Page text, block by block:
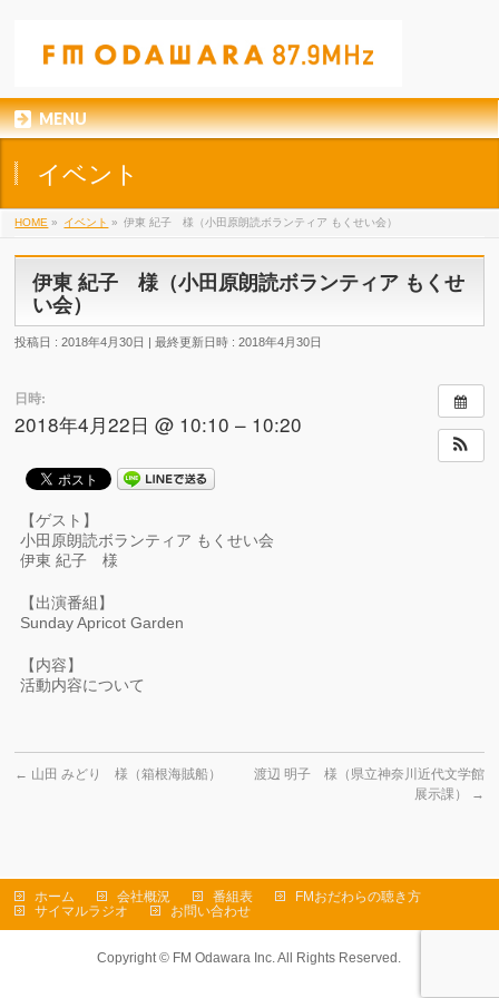
MENU
イベント
HOME » イベント » 伊東 紀子 様（小田原朗読ボランティア もくせい会）
伊東 紀子 様（小田原朗読ボランティア もくせ
い会）
投稿日 : 2018年4月30日 最終更新日時 : 2018年4月30日
日時:
2018年4月22日 @ 10:10 – 10:20
【ゲスト】
小田原朗読ボランティア もくせい会
伊東 紀子 様
【出演番組】
Sunday Apricot Garden
【内容】
活動内容について
← 山田 みどり 様（箱根海賊船）
渡辺 明子 様（県立神奈川近代文学館
展示課）
→
ホーム 会社概況 番組表
FMおだわらの聴き方
サイマルラジオ
お問い合わせ
Copyright © FM Odawara Inc. All Rights Reserved.